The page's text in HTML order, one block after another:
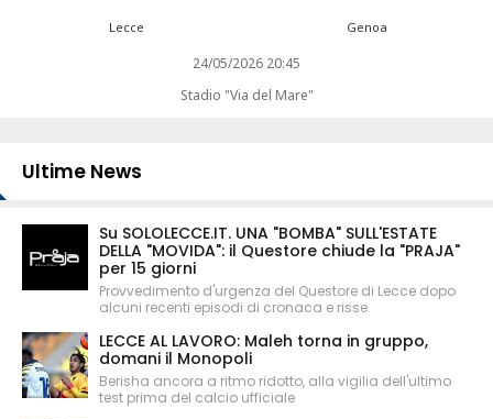
Lecce Genoa
24/05/2026 20:45
Stadio "Via del Mare"
Ultime News
Su SOLOLECCE.IT. UNA "BOMBA" SULL'ESTATE
DELLA "MOVIDA": il Questore chiude la "PRAJA"
per 15 giorni
Provvedimento d'urgenza del Questore di Lecce dopo
alcuni recenti episodi di cronaca e risse
LECCE AL LAVORO: Maleh torna in gruppo,
domani il Monopoli
Berisha ancora a ritmo ridotto, alla vigilia dell'ultimo
test prima del calcio ufficiale